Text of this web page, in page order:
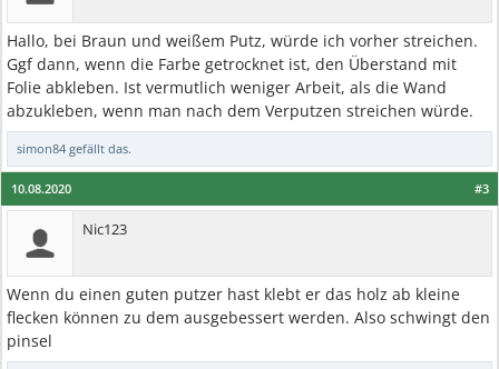
Hallo, bei Braun und weißem Putz, würde ich vorher streichen.
Ggf dann, wenn die Farbe getrocknet ist, den Überstand mit
Folie abkleben. Ist vermutlich weniger Arbeit, als die Wand
abzukleben, wenn man nach dem Verputzen streichen würde.
simon84 gefällt das.
#3
10.08.2020
Nic123
Wenn du einen guten putzer hast klebt er das holz ab kleine
flecken können zu dem ausgebessert werden. Also schwingt den
pinsel